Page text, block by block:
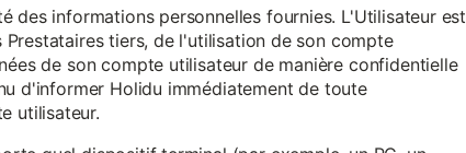
des informations personnelles fournies. L'Utilisateur est
tiers, de l'utilisation de son compte
de son compte utilisateur de manière confidentielle
d'informer Holidu immédiatement de toute
utilisateur.